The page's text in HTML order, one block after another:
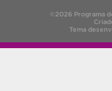
©2026 Programa
Tema